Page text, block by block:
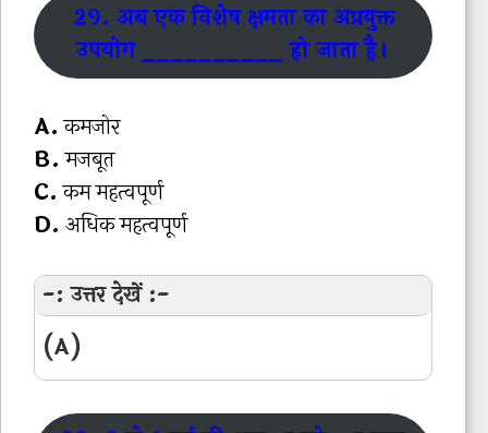
29. अब एक विशेष क्षमता का अप्रयुक्त
उपयोग __________ हो जाता है।
A.कमजोर
B.मजबूत
C.कम महत्वपूर्ण
D. अधिक महत्वपूर्ण
-: उत्तर देखें :-
(A)